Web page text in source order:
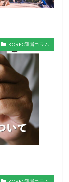
KOREC運営コラム